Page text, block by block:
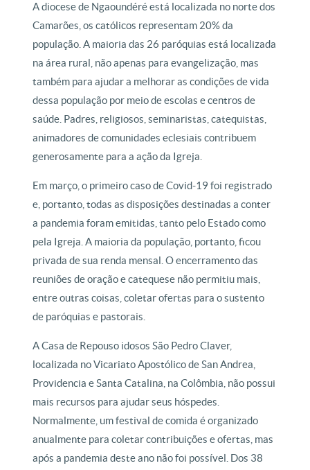
A diocese de Ngaoundéré está localizada no norte dos
Camarões, os católicos representam 20% da
população. A maioria das 26 paróquias está localizada
na área rural, não apenas para evangelização, mas
também para ajudar a melhorar as condições de vida
dessa população por meio de escolas e centros de
saúde. Padres, religiosos, seminaristas, catequistas,
animadores de comunidades eclesiais contribuem
generosamente para a ação da Igreja.
Em março, o primeiro caso de Covid-19 foi registrado
e, portanto, todas as disposições destinadas a conter
a pandemia foram emitidas, tanto pelo Estado como
pela Igreja. A maioria da população, portanto, ficou
privada de sua renda mensal. O encerramento das
reuniões de oração e catequese não permitiu mais,
entre outras coisas, coletar ofertas para o sustento
de paróquias e pastorais.
A Casa de Repouso idosos São Pedro Claver,
localizada no Vicariato Apostólico de San Andrea,
Providencia e Santa Catalina, na Colômbia, não possui
mais recursos para ajudar seus hóspedes.
Normalmente, um festival de comida é organizado
anualmente para coletar contribuições e ofertas, mas
após a pandemia deste ano não foi possível. Dos 38